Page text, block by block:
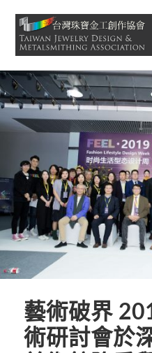
藝術破界
術研討會於